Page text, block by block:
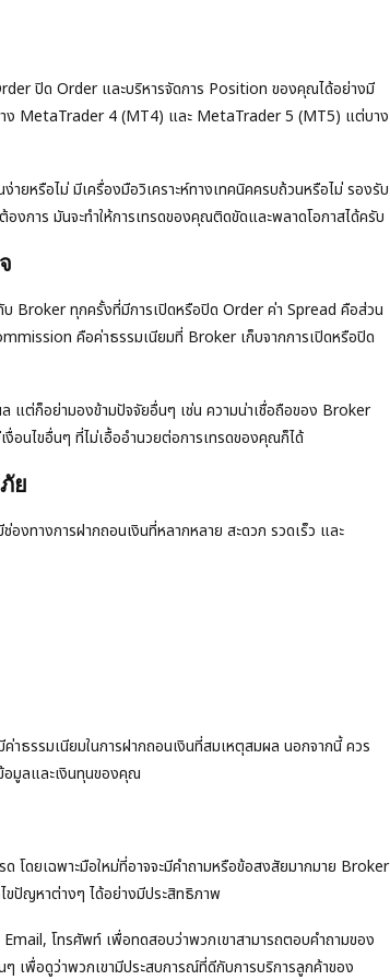
ปิด Order และบริหารจัดการ Position ของคุณได้อย่างมี
ง MetaTrader 4 (MT4) และ MetaTrader 5 (MT5) แต่บาง
หรือไม่ มีเครื่องมือวิเคราะห์ทางเทคนิคครบถ้วนหรือไม่ รองรับ
การ มันจะทำให้การเทรดของคุณติดขัดและพลาดโอกาสได้ครับ
Broker ทุกครั้งที่มีการเปิดหรือปิด Order ค่า Spread คือส่วน
คือค่าธรรมเนียมที่ Broker เก็บจากการเปิดหรือปิด
ต่ก็อย่ามองข้ามปัจจัยอื่นๆ เช่น ความน่าเชื่อถือของ Broker
อนไขอื่นๆ ที่ไม่เอื้ออำนวยต่อการเทรดของคุณก็ได้
ย
ทางการฝากถอนเงินที่หลากหลาย สะดวก รวดเร็ว และ
ธรรมเนียมในการฝากถอนเงินที่สมเหตุสมผล นอกจากนี้ ควร
อมูลและเงินทุนของคุณ
โดยเฉพาะมือใหม่ที่อาจจะมีคำถามหรือข้อสงสัยมากมาย Broker
ขปัญหาต่างๆ ได้อย่างมีประสิทธิภาพ
โทรศัพท์ เพื่อทดสอบว่าพวกเขาสามารถตอบคำถามของ
เพื่อดูว่าพวกเขามีประสบการณ์ที่ดีกับการบริการลูกค้าของ